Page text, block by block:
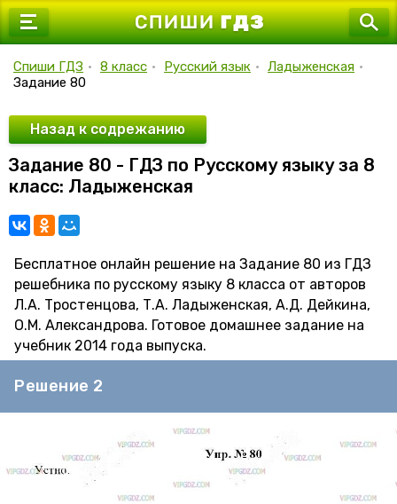
7 класс
9 класс
10 класс
11 класс
Спиши ГДЗ • 8 класс • Русский язык • Ладыженская •
Задание 80
Назад к содрежанию
Задание 80 - ГДЗ по Русскому языку за 8
класс: Ладыженская
Бесплатное онлайн решение на Задание 80 из ГДЗ
решебника по русскому языку 8 класса от авторов
Л.А. Тростенцова, Т.А. Ладыженская, А.Д. Дейкина,
О.М. Александрова. Готовое домашнее задание на
учебник 2014 года выпуска.
Решение 2